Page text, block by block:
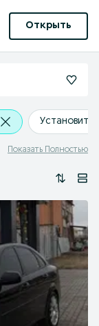
Открыть
Установить
Показать Полностью